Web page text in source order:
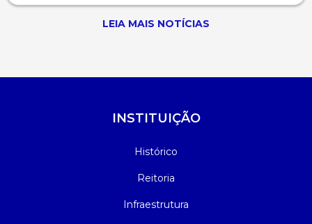
LEIA MAIS NOTÍCIAS
INSTITUIÇÃO
Histórico
Reitoria
Infraestrutura